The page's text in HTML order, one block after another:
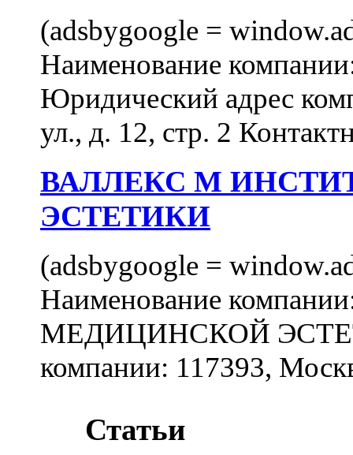
(adsbygoogle =
Наименование
Юридический адрес
ул., д. 12, стр. 2
ВАЛЛЕКС М
ЭСТЕТИКИ
(adsbygoogle =
Наименование
МЕДИЦИНСКОЙ
компании: 117393,
Статьи